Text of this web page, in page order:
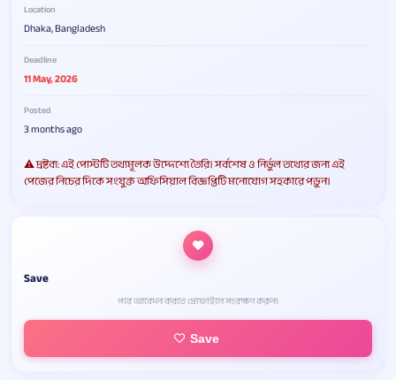
Location
Dhaka, Bangladesh
Deadline
11 May, 2026
Posted
3 months ago
⚠️ দ্রষ্টব্য: এই পোস্টটি তথ্যমূলক উদ্দেশ্যে তৈরি। সর্বশেষ ও নির্ভুল তথ্যের জন্য এই
পেজের নিচের দিকে সংযুক্ত অফিসিয়াল বিজ্ঞপ্তিটি মনোযোগ সহকারে পড়ুন।
Save
পরে আবেদন করতে প্রোফাইলে সংরক্ষণ করুন।
Save